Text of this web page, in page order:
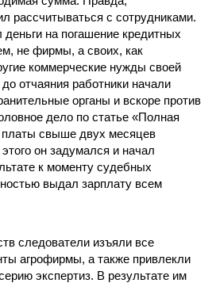
рассчитываться с сотрудниками.
деньги на погашение кредитных
не фирмы, а своих, как
коммерческие нужды своей
отчаяния работники начали
органы и вскоре против
дело по статье «Полная
платы свыше двух месяцев
он задумался и начал
к моменту судебных
выдал зарплату всем
следователи изъяли все
агрофирмы, а также привлекли
экспертиз. В результате им